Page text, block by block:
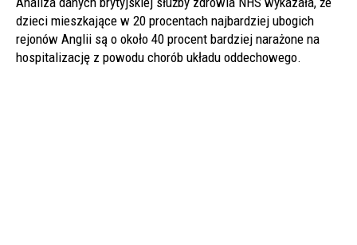
dzieci mieszkające w 20 procentach najbardziej ubogich
rejonów Anglii są o około 40 procent bardziej narażone na
hospitalizację z powodu chorób układu oddechowego.